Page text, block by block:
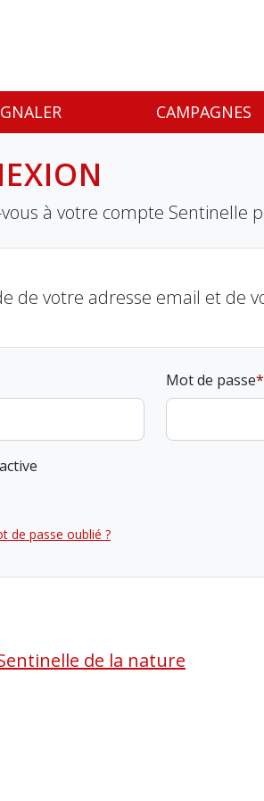
CAMPAGNES
à votre compte Sentinelle
de votre adresse email et de
Mot de passe
de passe oublié ?
de la nature